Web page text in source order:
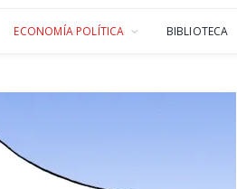
ECONOMÍA POLÍTICA BIBLIOTECA